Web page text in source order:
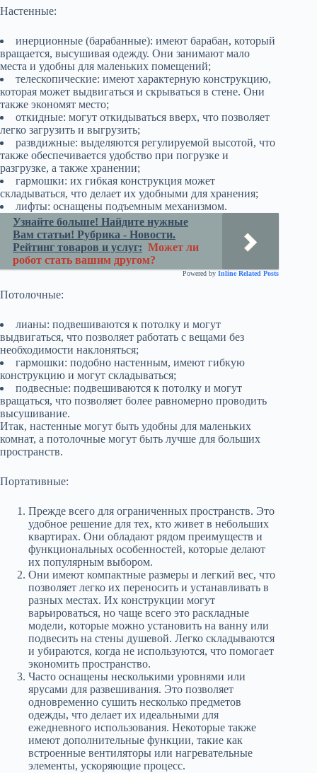
Настенные:
инерционные (барабанные): имеют барабан, который
вращается, высушивая одежду. Они занимают мало
места и удобны для маленьких помещений;
телескопические: имеют характерную конструкцию,
которая может выдвигаться и скрываться в стене. Они
также экономят место;
откидные: могут откидываться вверх, что позволяет
легко загрузить и выгрузить;
развдижные: выделяются регулируемой высотой, что
также обеспечивается удобство при погрузке и
разгрузке, а также хранении;
гармошки: их гибкая конструкция может
складываться, что делает их удобными для хранения;
лифты: оснащены подъемным механизмом.
Узнайте больше! Найдите нужные
Вам статьи! Рубрика - Новости.
Рейтинг товаров и услуг: Может ли
робот стать вашим другом?
Powered by Inline Related Posts
Потолочные:
лианы: подвешиваются к потолку и могут
выдвигаться, что позволяет работать с вещами без
необходимости наклоняться;
гармошки: подобно настенным, имеют гибкую
конструкцию и могут складываться;
подвесные: подвешиваются к потолку и могут
вращаться, что позволяет более равномерно проводить
высушивание.
Итак, настенные могут быть удобны для маленьких
комнат, а потолочные могут быть лучше для больших
пространств.
Портативные:
Прежде всего для ограниченных пространств. Это
удобное решение для тех, кто живет в небольших
квартирах. Они обладают рядом преимуществ и
функциональных особенностей, которые делают
их популярным выбором.
Они имеют компактные размеры и легкий вес, что
позволяет легко их переносить и устанавливать в
разных местах. Их конструкции могут
варьироваться, но чаще всего это раскладные
модели, которые можно установить на ванну или
подвесить на стены душевой. Легко складываются
и убираются, когда не используются, что помогает
экономить пространство.
Часто оснащены несколькими уровнями или
ярусами для развешивания. Это позволяет
одновременно сушить несколько предметов
одежды, что делает их идеальными для
ежедневного использования. Некоторые также
имеют дополнительные функции, такие как
встроенные вентиляторы или нагревательные
элементы, ускоряющие процесс.